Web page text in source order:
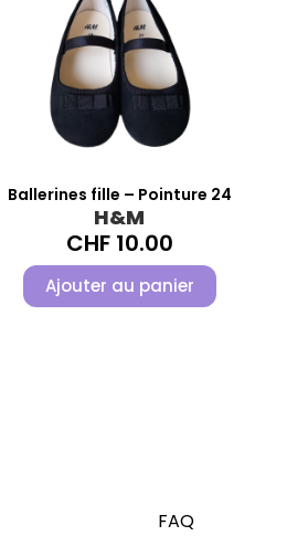
Ballerines fille – Pointure 24
H&M
CHF10.00
Ajouter au panier
FAQ